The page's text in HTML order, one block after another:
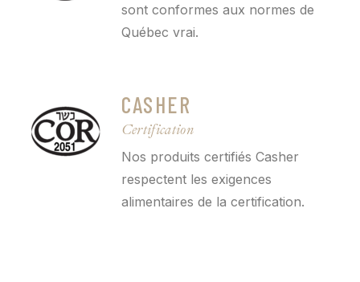
sont conformes aux normes de
Québec vrai.
CASHER
Certification
Nos produits certifiés Casher
respectent les exigences
alimentaires de la certification.